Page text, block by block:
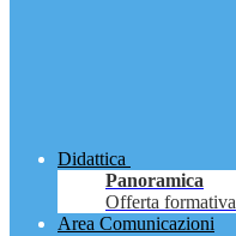
Didattica
Panoramica
Offerta formativa
Area Comunicazioni